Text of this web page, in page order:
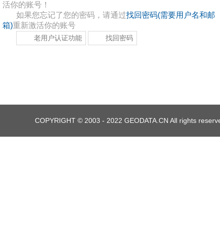
活你的账号！
如果您忘记了您的密码，请通过找回密码(需要用户名和邮
箱)重新激活你的账号
老用户认证功能 找回密码
COPYRIGHT © 2003 - 2022 GEODATA.CN All rights